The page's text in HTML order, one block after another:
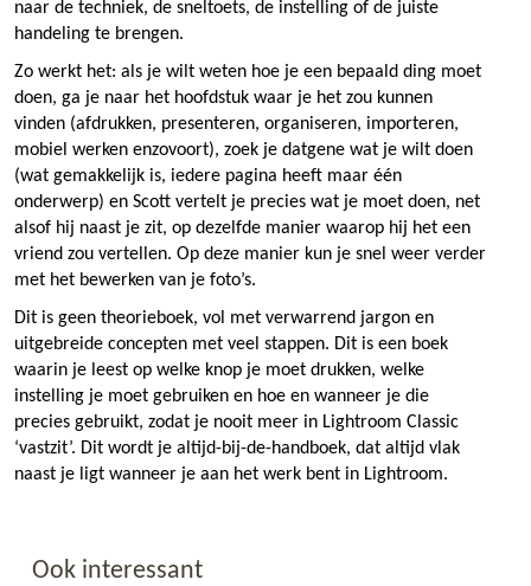
naar de techniek, de sneltoets, de instelling of de juiste
handeling te brengen.
Zo werkt het: als je wilt weten hoe je een bepaald ding moet
doen, ga je naar het hoofdstuk waar je het zou kunnen
vinden (afdrukken, presenteren, organiseren, importeren,
mobiel werken enzovoort), zoek je datgene wat je wilt doen
(wat gemakkelijk is, iedere pagina heeft maar één
onderwerp) en Scott vertelt je precies wat je moet doen, net
alsof hij naast je zit, op dezelfde manier waarop hij het een
vriend zou vertellen. Op deze manier kun je snel weer verder
met het bewerken van je foto’s.
Dit is geen theorieboek, vol met verwarrend jargon en
uitgebreide concepten met veel stappen. Dit is een boek
waarin je leest op welke knop je moet drukken, welke
instelling je moet gebruiken en hoe en wanneer je die
precies gebruikt, zodat je nooit meer in Lightroom Classic
‘vastzit’. Dit wordt je altijd-bij-de-handboek, dat altijd vlak
naast je ligt wanneer je aan het werk bent in Lightroom.
Ook interessant